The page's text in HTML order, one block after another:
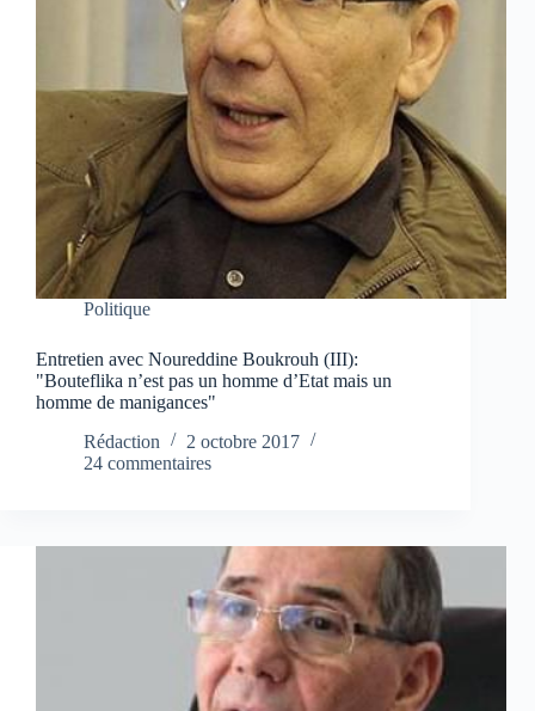
Politique
Entretien avec Noureddine Boukrouh (III):
"Bouteflika n’est pas un homme d’Etat mais un
homme de manigances"
Rédaction
2 octobre 2017
24 commentaires